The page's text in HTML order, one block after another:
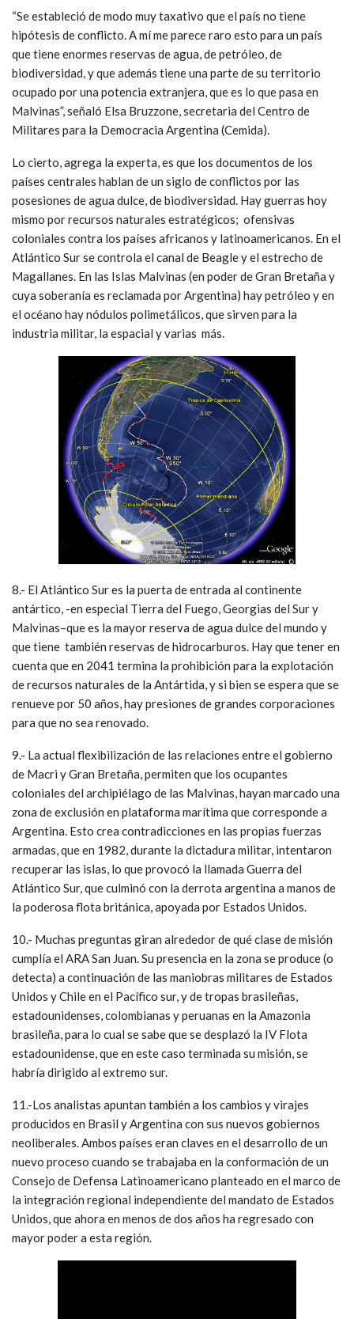
“Se estableció de modo muy taxativo que el país no tiene
hipótesis de conflicto. A mí me parece raro esto para un país
que tiene enormes reservas de agua, de petróleo, de
biodiversidad, y que además tiene una parte de su territorio
ocupado por una potencia extranjera, que es lo que pasa en
Malvinas”, señaló Elsa Bruzzone, secretaria del Centro de
Militares para la Democracia Argentina (Cemida).
Lo cierto, agrega la experta, es que los documentos de los
países centrales hablan de un siglo de conflictos por las
posesiones de agua dulce, de biodiversidad. Hay guerras hoy
mismo por recursos naturales estratégicos; ofensivas
coloniales contra los países africanos y latinoamericanos. En el
Atlántico Sur se controla el canal de Beagle y el estrecho de
Magallanes. En las Islas Malvinas (en poder de Gran Bretaña y
cuya soberanía es reclamada por Argentina) hay petróleo y en
el océano hay nódulos polimetálicos, que sirven para la
industria militar, la espacial y varias más.
8.- El Atlántico Sur es la puerta de entrada al continente
antártico, -en especial Tierra del Fuego, Georgias del Sur y
Malvinas–que es la mayor reserva de agua dulce del mundo y
que tiene también reservas de hidrocarburos. Hay que tener en
cuenta que en 2041 termina la prohibición para la explotación
de recursos naturales de la Antártida, y si bien se espera que se
renueve por 50 años, hay presiones de grandes corporaciones
para que no sea renovado.
9.- La actual flexibilización de las relaciones entre el gobierno
de Macri y Gran Bretaña, permiten que los ocupantes
coloniales del archipiélago de las Malvinas, hayan marcado una
zona de exclusión en plataforma marítima que corresponde a
Argentina. Esto crea contradicciones en las propias fuerzas
armadas, que en 1982, durante la dictadura militar, intentaron
recuperar las islas, lo que provocó la llamada Guerra del
Atlántico Sur, que culminó con la derrota argentina a manos de
la poderosa flota británica, apoyada por Estados Unidos.
10.- Muchas preguntas giran alrededor de qué clase de misión
cumplía el ARA San Juan. Su presencia en la zona se produce (o
detecta) a continuación de las maniobras militares de Estados
Unidos y Chile en el Pacífico sur, y de tropas brasileñas,
estadounidenses, colombianas y peruanas en la Amazonia
brasileña, para lo cual se sabe que se desplazó la IV Flota
estadounidense, que en este caso terminada su misión, se
habría dirigido al extremo sur.
11.-Los analistas apuntan también a los cambios y virajes
producidos en Brasil y Argentina con sus nuevos gobiernos
neoliberales. Ambos países eran claves en el desarrollo de un
nuevo proceso cuando se trabajaba en la conformación de un
Consejo de Defensa Latinoamericano planteado en el marco de
la integración regional independiente del mandato de Estados
Unidos, que ahora en menos de dos años ha regresado con
mayor poder a esta región.